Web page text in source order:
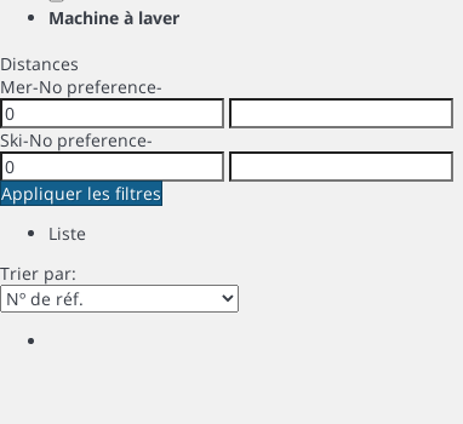
Machine à laver
Distances
Mer-No preference-
Ski-No preference-
Appliquer les filtres
Liste
Trier par: